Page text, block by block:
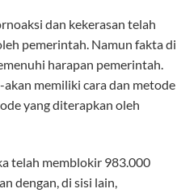
dan kekerasan telah
pemerintah. Namun fakta di
harapan pemerintah.
memiliki cara dan metode
yang diterapkan oleh
telah memblokir 983.000
dengan, di sisi lain,